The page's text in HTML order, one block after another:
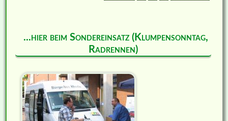
...hier beim Sondereinsatz (Klumpensonntag,
Radrennen)